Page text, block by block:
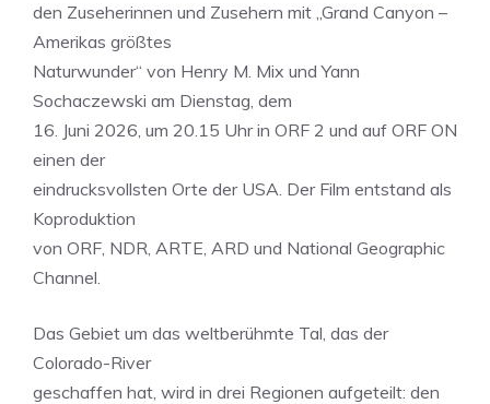
den Zuseherinnen und Zusehern mit „Grand Canyon –
Amerikas größtes
Naturwunder“ von Henry M. Mix und Yann
Sochaczewski am Dienstag, dem
16. Juni 2026, um 20.15 Uhr in ORF 2 und auf ORF ON
einen der
eindrucksvollsten Orte der USA. Der Film entstand als
Koproduktion
von ORF, NDR, ARTE, ARD und National Geographic
Channel.
Das Gebiet um das weltberühmte Tal, das der
Colorado-River
geschaffen hat, wird in drei Regionen aufgeteilt: den